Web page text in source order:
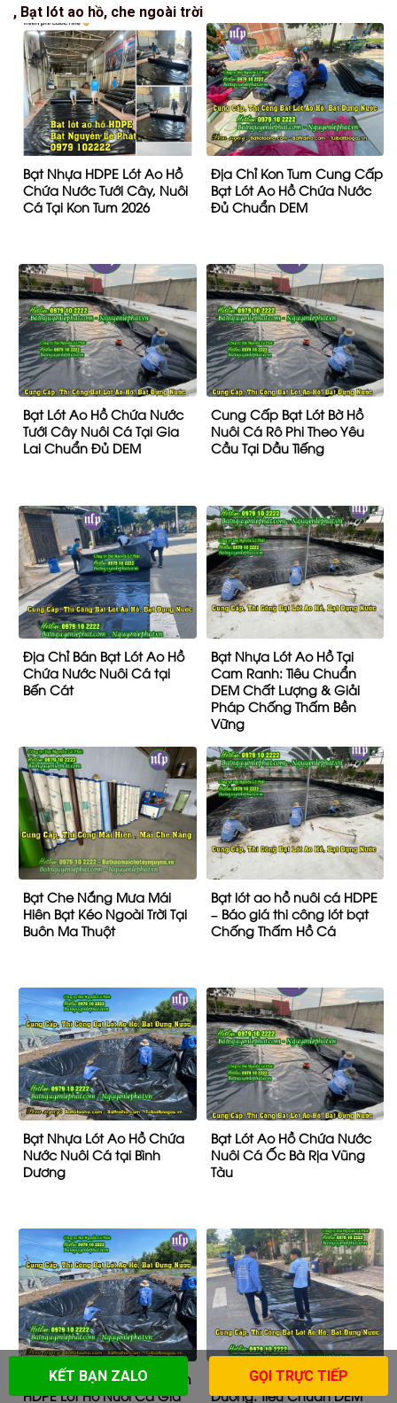
, Bạt lót ao hồ, che ngoài trời
Bạt Nhựa HDPE Lót Ao Hồ
Chứa Nước Tưới Cây, Nuôi
Cá Tại Kon Tum 2026
Địa Chỉ Kon Tum Cung Cấp
Bạt Lót Ao Hồ Chứa Nước
Đủ Chuẩn DEM
Bạt Lót Ao Hồ Chứa Nước
Tưới Cây Nuôi Cá Tại Gia
Lai Chuẩn Đủ DEM
Cung Cấp Bạt Lót Bờ Hồ
Nuôi Cá Rô Phi Theo Yêu
Cầu Tại Dầu Tiếng
Địa Chỉ Bán Bạt Lót Ao Hồ
Chứa Nước Nuôi Cá tại
Bến Cát
Bạt Nhựa Lót Ao Hồ Tại
Cam Ranh: Tiêu Chuẩn
DEM Chất Lượng & Giải
Pháp Chống Thấm Bền
Vững
Bạt Che Nắng Mưa Mái
Hiên Bạt Kéo Ngoài Trời Tại
Buôn Ma Thuột
Bạt lót ao hồ nuôi cá HDPE
– Báo giá thi công lót bạt
Chống Thấm Hồ Cá
Bạt Nhựa Lót Ao Hồ Chứa
Nước Nuôi Cá tại Bình
Dương
Bạt Lót Ao Hồ Chứa Nước
Nuôi Cá Ốc Bà Rịa Vũng
Tàu
Bảng Giá Bạt Chống Thấm
HDPE Lót Hồ Nuôi Cá Giá
Bạt Nhựa HDPE Lót Hồ Bình
Dương: Tiêu Chuẩn DEM
KẾT BẠN ZALO GỌI TRỰC TIẾP